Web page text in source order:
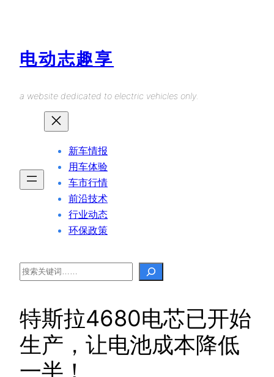
电动志趣享
a website dedicated to electric vehicles only.
新车情报
用车体验
车市行情
前沿技术
行业动态
环保政策
Search
特斯拉4680电芯已开始
生产，让电池成本降低
一半！